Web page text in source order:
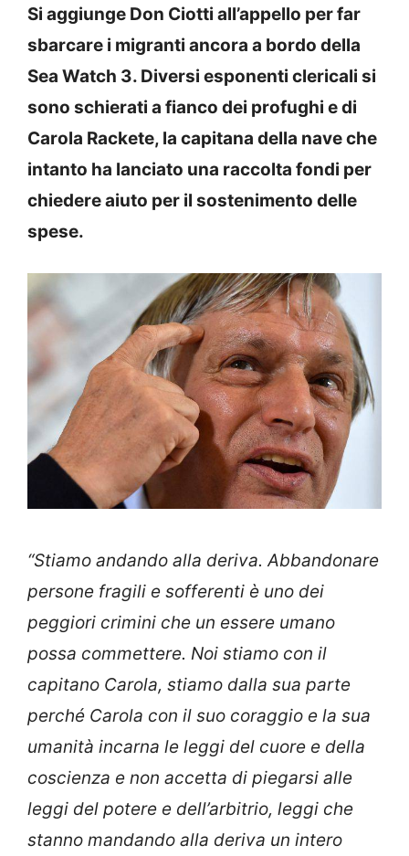
Si aggiunge Don Ciotti all’appello per far
sbarcare i migranti ancora a bordo della
Sea Watch 3. Diversi esponenti clericali si
sono schierati a fianco dei profughi e di
Carola Rackete, la capitana della nave che
intanto ha lanciato una raccolta fondi per
chiedere aiuto per il sostenimento delle
spese.
“Stiamo andando alla deriva. Abbandonare
persone fragili e sofferenti è uno dei
peggiori crimini che un essere umano
possa commettere. Noi stiamo con il
capitano Carola, stiamo dalla sua parte
perché Carola con il suo coraggio e la sua
umanità incarna le leggi del cuore e della
coscienza e non accetta di piegarsi alle
leggi del potere e dell’arbitrio, leggi che
stanno mandando alla deriva un intero